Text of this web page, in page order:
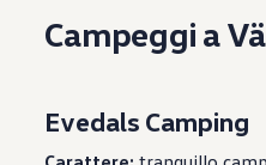
Campeggi a
Evedals Camping